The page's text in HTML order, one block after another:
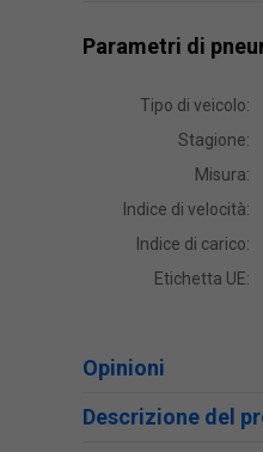
Parametri di
Tipo di veicolo:
Stagione:
Misura:
Indice di velocità:
Indice di carico:
Etichetta UE:
Opinioni
Descrizione del